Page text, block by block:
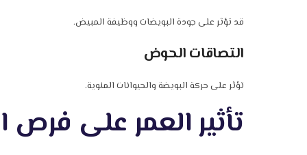
قد تؤثر على جودة البويضات ووظيفة المبيض.
التصاقات الحوض
تؤثر على حركة البويضة والحيوانات المنوية.
تأثير العمر على فرص